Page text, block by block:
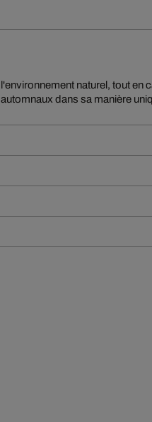
automnaux dans sa manière